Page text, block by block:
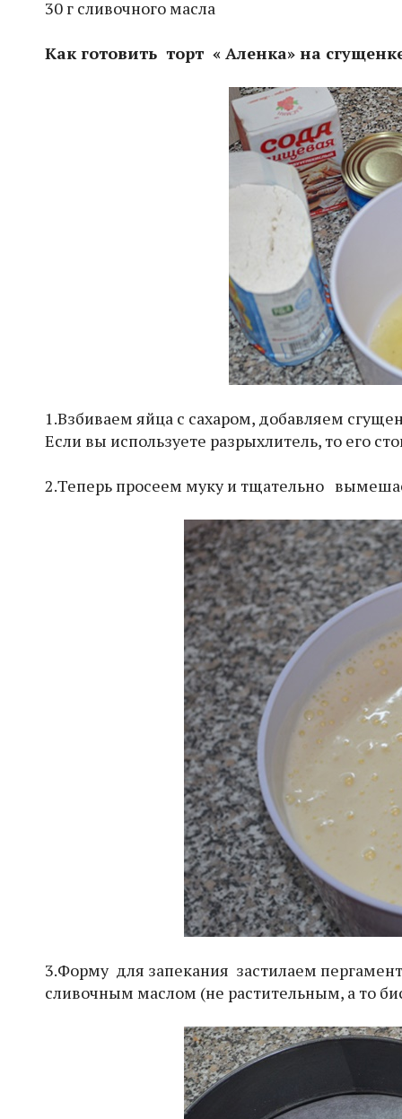
30 г сливочного масла
Как готовить торт « Аленка» на
1.Взбиваем яйца с сахаром, добавляем
Если вы используете разрыхлитель, то его
2.Теперь просеем муку и тщательно
3.Форму для запекания застилаем
сливочным маслом (не растительным, а то